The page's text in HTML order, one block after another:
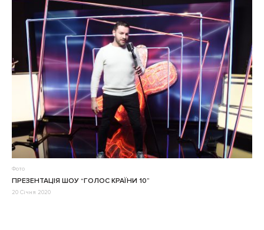
Фото
ПРЕЗЕНТАЦІЯ ШОУ “ГОЛОС КРАЇНИ 10”
20 Січня 2020